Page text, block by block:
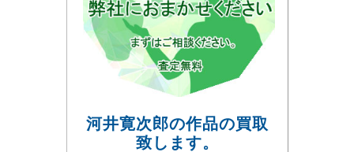
河井寛次郎の作品の買取
致します。